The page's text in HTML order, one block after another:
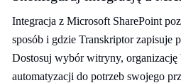
Integracja z Microsoft SharePoint
sposób i gdzie Transkriptor zapisuje
Dostosuj wybór witryny,
automatyzacji do potrzeb swojego